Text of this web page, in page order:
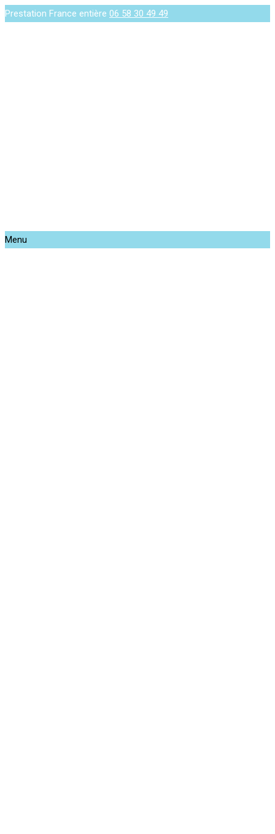
Prestation France entière 06 58 30 49 49
Menu